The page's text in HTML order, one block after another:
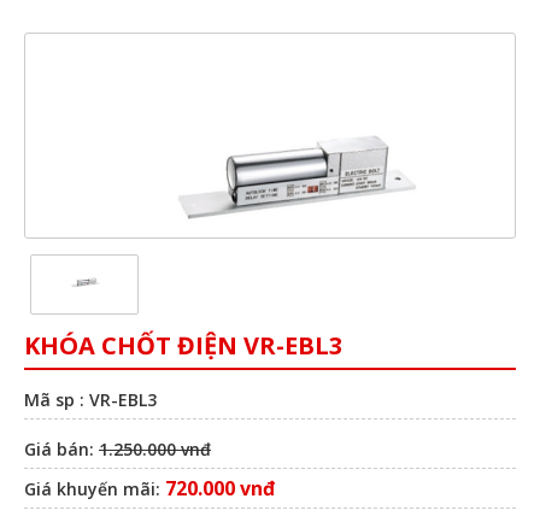
KHÓA CHỐT ĐIỆN VR-EBL3
Mã sp : VR-EBL3
Giá bán: 1.250.000 vnđ
Giá khuyến mãi: 720.000 vnđ